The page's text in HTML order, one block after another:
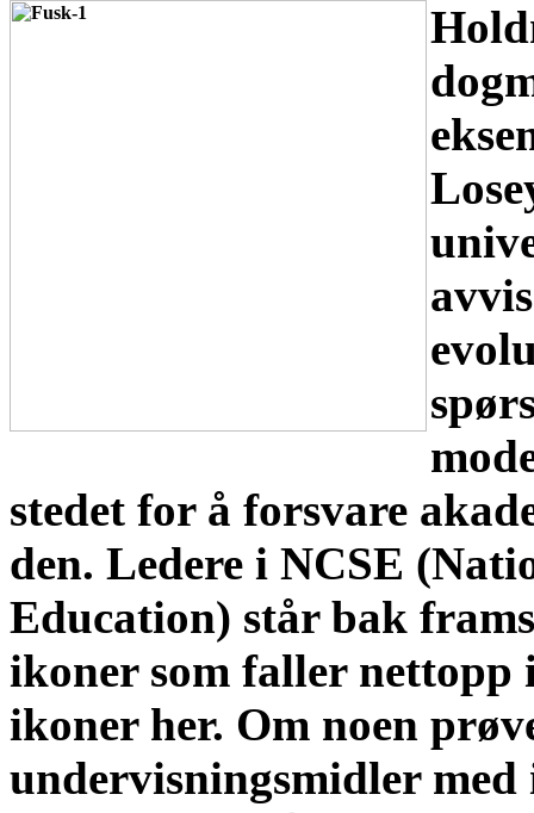
stedet for å forsvare
den. Ledere i NCSE
Education) står bak
ikoner som faller nettopp
ikoner her. Om noen
undervisningsmidler